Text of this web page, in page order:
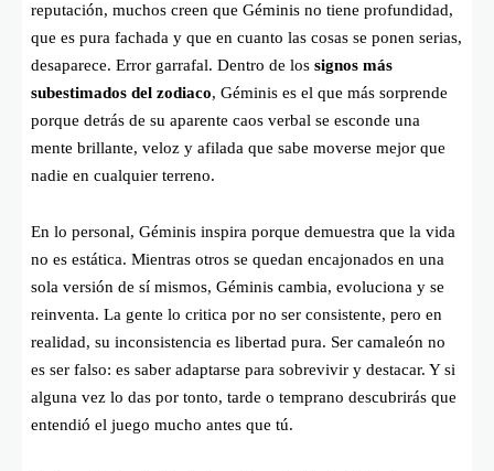
reputación, muchos creen que Géminis no tiene profundidad,
que es pura fachada y que en cuanto las cosas se ponen serias,
desaparece. Error garrafal. Dentro de los signos más
subestimados del zodiaco, Géminis es el que más sorprende
porque detrás de su aparente caos verbal se esconde una
mente brillante, veloz y afilada que sabe moverse mejor que
nadie en cualquier terreno.
En lo personal, Géminis inspira porque demuestra que la vida
no es estática. Mientras otros se quedan encajonados en una
sola versión de sí mismos, Géminis cambia, evoluciona y se
reinventa. La gente lo critica por no ser consistente, pero en
realidad, su inconsistencia es libertad pura. Ser camaleón no
es ser falso: es saber adaptarse para sobrevivir y destacar. Y si
alguna vez lo das por tonto, tarde o temprano descubrirás que
entendió el juego mucho antes que tú.